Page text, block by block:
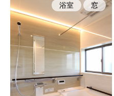
浴室 窓